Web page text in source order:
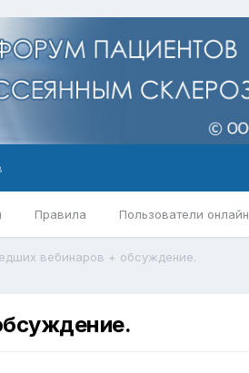
Правила Пользователи онлайн
вебинаров + обсуждение.